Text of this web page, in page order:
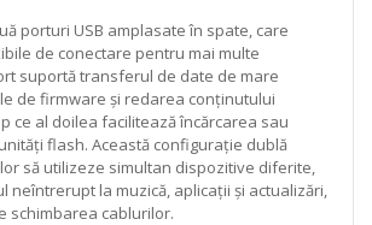
porturi USB amplasate în spate, care
de conectare pentru mai multe
suportă transferul de date de mare
de firmware și redarea conținutului
ce al doilea facilitează încărcarea sau
flash. Această configurație dublă
să utilizeze simultan dispozitive diferite,
neîntrerupt la muzică, aplicații și actualizări,
schimbarea cablurilor.